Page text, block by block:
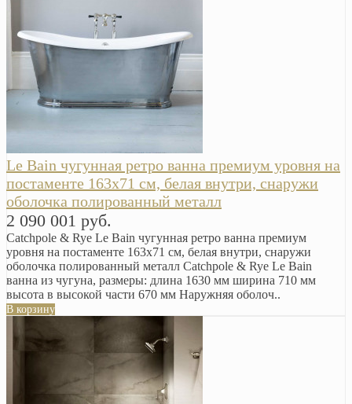
Le Bain чугунная ретро ванна премиум уровня на
постаменте 163х71 см, белая внутри, снаружи
оболочка полированный металл
2 090 001 руб.
Catchpole & Rye Le Bain чугунная ретро ванна премиум
уровня на постаменте 163х71 см, белая внутри, снаружи
оболочка полированный металл Catchpole & Rye Le Bain
ванна из чугуна, размеры: длина 1630 мм ширина 710 мм
высота в высокой части 670 мм Наружняя оболоч..
В корзину